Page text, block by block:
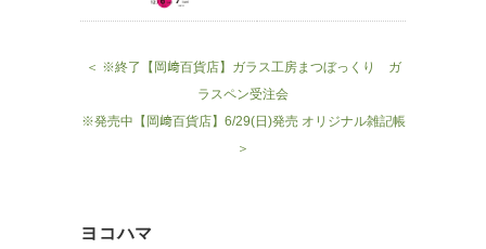
＜ ※終了【岡﨑百貨店】ガラス工房まつぼっくり ガ
ラスペン受注会
※発売中【岡﨑百貨店】6/29(日)発売 オリジナル雑記帳
＞
ヨコハマ